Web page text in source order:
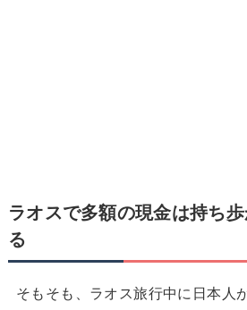
ラオスで多額の現金は持ち
る
そもそも、ラオス旅行中に日本人